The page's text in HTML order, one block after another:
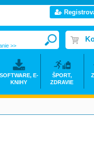
>>
SOFTWARE, E-
KNIHY
ŠPORT,
ZDRAVIE